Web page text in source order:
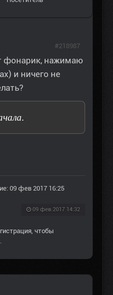
фонарик, нажимаю
и ничего не
09 фев 2017 16:25
09 фев 2017 14:32
#218987
, чтобы